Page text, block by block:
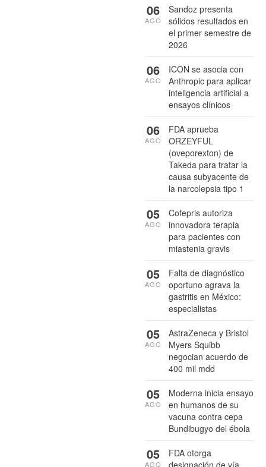
Sandoz presenta
sólidos resultados en
el primer semestre de
2026
06
AGO
ICON se asocia con
Anthropic para aplicar
inteligencia artificial a
ensayos clínicos
06
AGO
FDA aprueba
ORZEYFUL
(oveporexton) de
Takeda para tratar la
causa subyacente de
la narcolepsia tipo 1
06
AGO
Cofepris autoriza
innovadora terapia
para pacientes con
miastenia gravis
05
AGO
Falta de diagnóstico
oportuno agrava la
gastritis en México:
especialistas
05
AGO
AstraZeneca y Bristol
Myers Squibb
negocian acuerdo de
400 mil mdd
05
AGO
Moderna inicia ensayo
en humanos de su
vacuna contra cepa
Bundibugyo del ébola
05
AGO
FDA otorga
designación de vía
05
AGO